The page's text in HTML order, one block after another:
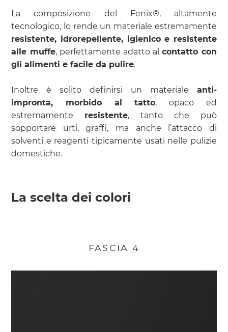
La composizione del Fenix®, altamente
tecnologico, lo rende un materiale estremamente
resistente, idrorepellente, igienico e resistente
alle muffe, perfettamente adatto alcontatto con
gli alimenti e facile da pulire.
Inoltre è solito definirsi un materiale anti-
impronta, morbido al tatto, opaco ed
estremamente resistente, tanto che può
sopportare urti, graffi, ma anche l’attacco di
solventi e reagenti tipicamente usati nelle pulizie
domestiche.
La scelta dei colori
FASCIA 4